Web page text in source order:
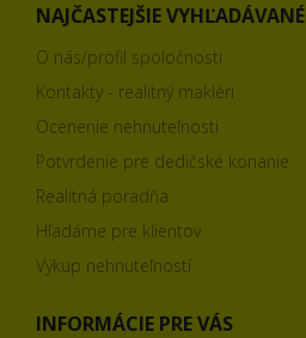
NAJČASTEJŠIE VYHĽADÁVANÉ
O nás/profil spoločnosti
Kontakty - realitný makléri
Ocenenie nehnuteľnosti
Potvrdenie pre dedičské konanie
Realitná poradňa
Hľadáme pre klientov
Výkup nehnuteľností
INFORMÁCIE PRE VÁS